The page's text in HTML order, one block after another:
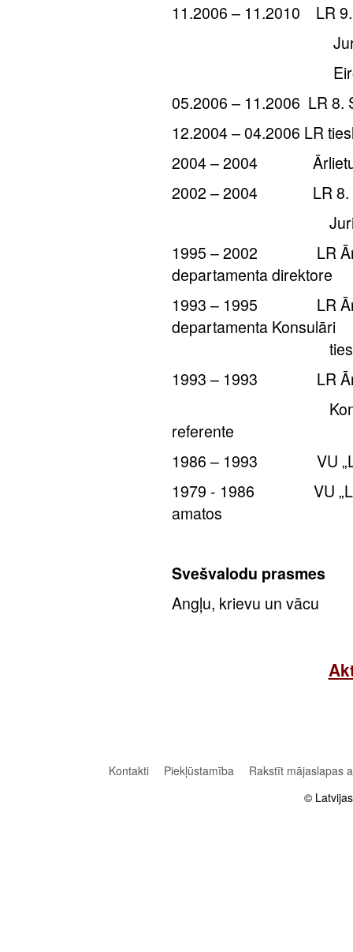
11.2006 – 11.2010 LR
Juridiskās
Eiropas lietu
05.2006 – 11.2006 LR 8.
12.2004 – 04.2006 LR
2004 – 2004 Ārlietu
2002 – 2004 LR 8.
Juridiskās
1995 – 2002 LR
departamenta direktore
1993 – 1995 LR
departamenta Konsulāri
tiesisko
1993 – 1993 LR
Konsulārā
referente
1986 – 1993
VU
1979 - 1986
VU
amatos
Svešvalodu prasmes
Angļu, krievu un vācu
Kontakti Piekļūstamība
Rakstīt mājaslapas
©